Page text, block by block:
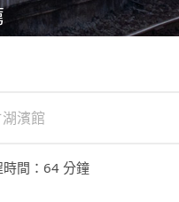
間 ： 64 分鐘